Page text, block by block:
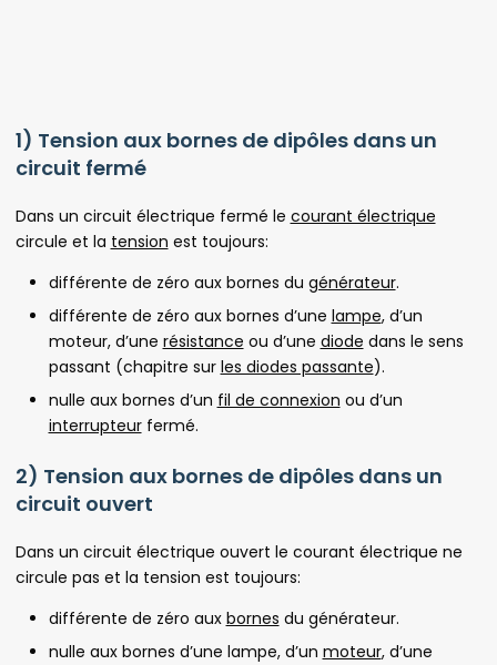
1) Tension aux bornes de dipôles dans un
circuit fermé
Dans un circuit électrique fermé le courant électrique
circule et la tension est toujours:
différente de zéro aux bornes du générateur.
différente de zéro aux bornes d’une lampe, d’un
moteur, d’une résistance ou d’une diode dans le sens
passant (chapitre sur les diodes passante).
nulle aux bornes d’un fil de connexion ou d’un
interrupteurfermé.
2) Tension aux bornes de dipôles dans un
circuit ouvert
Dans un circuit électrique ouvert le courant électrique ne
circule pas et la tension est toujours:
différente de zéro aux bornes du générateur.
nulle aux bornes d’une lampe, d’un moteur, d’une